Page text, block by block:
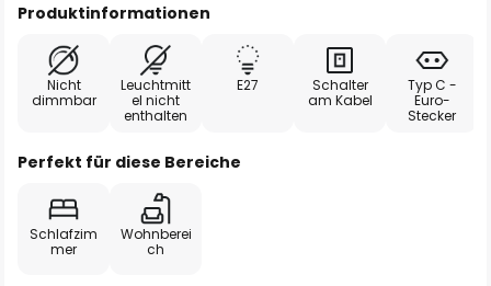
Produktinformationen
Nicht
dimmbar
Leuchtmitt
el nicht
enthalten
E27
Schalter
am Kabel
Typ C -
Euro-
Stecker
Perfekt für diese Bereiche
Schlafzim
mer
Wohnberei
ch